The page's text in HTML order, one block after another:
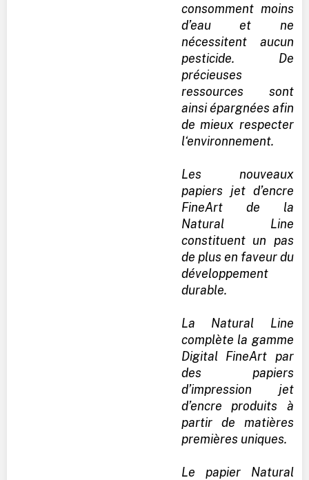
consomment moins
d’eau et ne
nécessitent aucun
pesticide. De
précieuses
ressources sont
ainsi épargnées afin
de mieux respecter
l‘environnement.
Les nouveaux
papiers jet d’encre
FineArt de la
Natural Line
constituent un pas
de plus en faveur du
développement
durable.
La Natural Line
complète la gamme
Digital FineArt par
des papiers
d’impression jet
d’encre produits à
partir de matières
premières uniques.
Le papier Natural